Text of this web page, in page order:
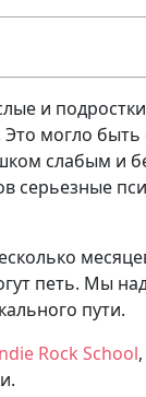
и
могло
слабым и
серьезные
петь. Мы
пути.
Rock School